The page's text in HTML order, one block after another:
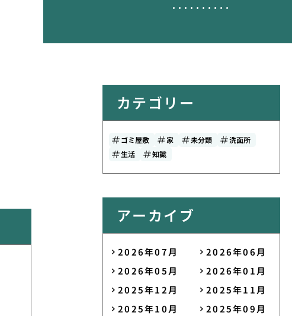
カテゴリー
ゴミ屋敷 家 未分類
洗面所
生活
知識
アーカイブ
2026年07月
2026年06月
2026年05月
2026年01月
2025年12月
2025年11月
2025年10月
2025年09月